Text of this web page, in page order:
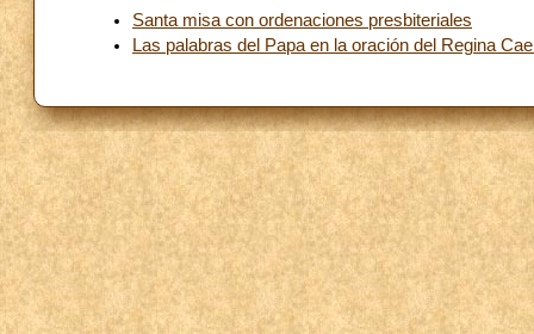
Santa misa con ordenaciones presbiteriales
Las palabras del Papa en la oración del Regina